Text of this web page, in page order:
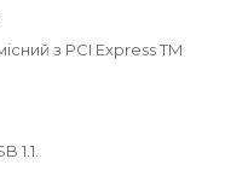
з PCI Express TM
1.1.